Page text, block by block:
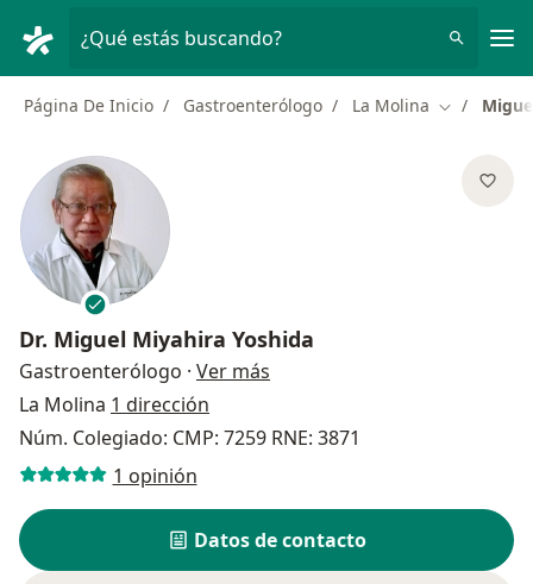
¿Qué estás buscando?
Página De Inicio Gastroenterólogo La Molina Cambiar
Dr. Miguel Miyahira Yoshida
Gastroenterólogo · Ver más
La Molina 1 dirección
Núm. Colegiado: CMP: 7259 RNE: 3871
1 opinión
Datos de contacto